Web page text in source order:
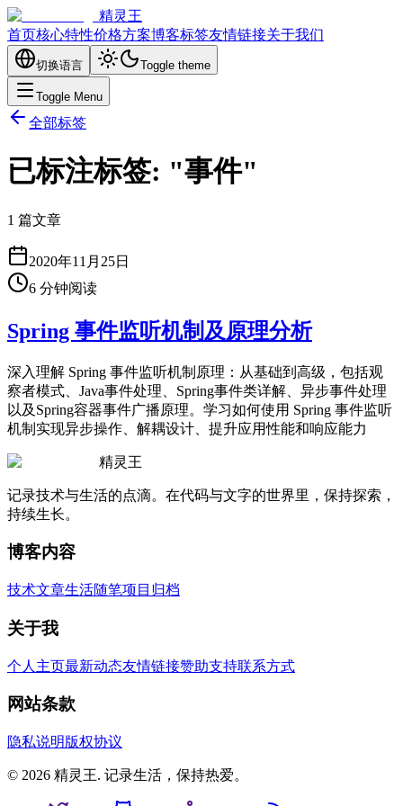
精灵王
首页核心特性价格方案博客标签友情链接关于我们
切换语言 Toggle theme
Toggle Menu
全部标签
已标注标签: "事件"
1 篇文章
2020年11月25日
6 分钟阅读
Spring 事件监听机制及原理分析
深入理解 Spring 事件监听机制原理：从基础到高级，包括观
察者模式、Java事件处理、Spring事件类详解、异步事件处理
以及Spring容器事件广播原理。学习如何使用 Spring 事件监听
机制实现异步操作、解耦设计、提升应用性能和响应能力
精灵王
记录技术与生活的点滴。在代码与文字的世界里，保持探索，
持续生长。
博客内容
技术文章生活随笔项目归档
关于我
个人主页最新动态友情链接赞助支持联系方式
网站条款
隐私说明版权协议
© 2026 精灵王. 记录生活，保持热爱。